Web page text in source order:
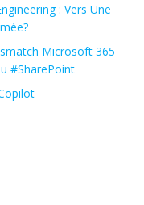
: Vers Une
Microsoft 365
#SharePoint